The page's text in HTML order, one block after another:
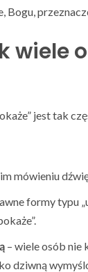
Bogu,
wiele
jest tak
mówieniu
formy typu
– wiele osób nie
dziwną